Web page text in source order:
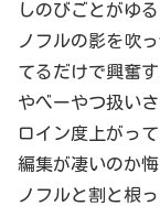
しのびごとがゆ
ノフルの影を吹
てるだけで興奮す
やべーやつ扱い
ロイン度上がっ
編集が凄いのか
ノフルと割と根